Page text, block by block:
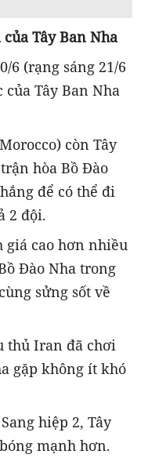
Tây Ban Nha
6 (rạng sáng 21/6
Tây Ban Nha
còn Tây
hòa Bồ Đào
để có thể đi
2 đội.
giá cao hơn nhiều
Đào Nha trong
sửng sốt về
thủ Iran đã chơi
gặp không ít khó
hiệp 2, Tây
mạnh hơn.